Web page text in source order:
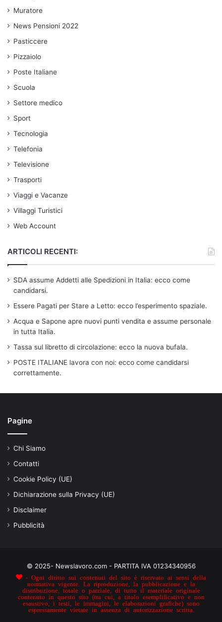
Muratore
News Pensioni 2022
Pasticcere
Pizzaiolo
Poste Italiane
Scuola
Settore medico
Sport
Tecnologia
Telefonia
Televisione
Trasporti
Viaggi e Vacanze
Villaggi Turistici
Web Account
ARTICOLI RECENTI:
SDA assume Addetti alle Spedizioni in Italia: ecco come
candidarsi.
Essere Pagati per Stare a Letto: ecco l’esperimento spaziale.
Acqua e Sapone apre nuovi punti vendita e assume personale
in tutta Italia.
Tassa sul libretto di circolazione: ecco la nuova bufala.
POSTE ITALIANE lavora con noi: ecco come candidarsi
correttamente.
Pagine
Chi Siamo
Contatti
Cookie Policy (UE)
Dichiarazione sulla Privacy (UE)
Disclaimer
Pubblicità
© 2025- Newslavoro.com - PARTITA IVA 01234340956
- Ogni diritto sui contenuti del sito è riservato ai sensi della
normativa vigente. La riproduzione, la pubblicazione e la
distribuzione, totale o parziale, di tutto il materiale originale
contenuto in questo sito (tra cui, a titolo esemplificativo e non
esaustivo, i testi, le immagini, le elaborazioni grafiche) sono
espressamente vietate in assenza di autorizzazione scritta.